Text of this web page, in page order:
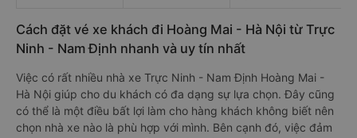
Cách đặt vé xe khách đi Hoàng Mai - Hà Nội từ Trực
Ninh - Nam Định nhanh và uy tín nhất
Việc có rất nhiều nhà xe Trực Ninh - Nam Định Hoàng Mai -
Hà Nội giúp cho du khách có đa dạng sự lựa chọn. Đây cũng
có thể là một điều bất lợi làm cho hàng khách không biết nên
chọn nhà xe nào là phù hợp với mình. Bên cạnh đó, việc đảm